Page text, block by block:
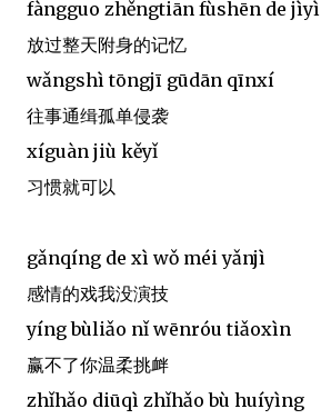
fàngguo zhěngtiān fùshēn de jìyì
放过整天附身的记忆
wǎngshì tōngjī gūdān qīnxí
往事通缉孤单侵袭
xíguàn jiù kěyǐ
习惯就可以
gǎnqíng de xì wǒ méi yǎnjì
感情的戏我没演技
yíng bùliǎo nǐ wēnróu tiǎoxìn
赢不了你温柔挑衅
zhǐhǎo diūqì zhǐhǎo bù huíyìng